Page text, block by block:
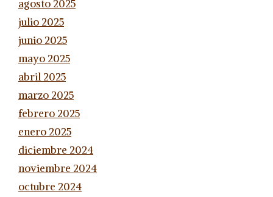
agosto 2025
julio 2025
junio 2025
mayo 2025
abril 2025
marzo 2025
febrero 2025
enero 2025
diciembre 2024
noviembre 2024
octubre 2024